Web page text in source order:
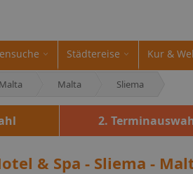
Städtereise Kur &
Malta Malta Sliema
2.
& Spa - Sliema -